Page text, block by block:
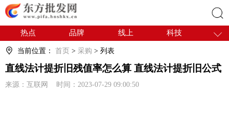
搜索
热点 品牌 线上
科技
干货
电商
会展
国内
当前位置： 首页 > 采购 > 列表
直线法计提折旧残值率怎么算 直线法计提折旧公式
来源：互联网 时间：2023-07-29 09:00:50